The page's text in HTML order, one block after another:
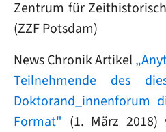
Zentrum für
(ZZF Potsdam)
News Chronik Artikel
Teilnehmende des
Doktorand_innenforum
Format" (1. März 2018)